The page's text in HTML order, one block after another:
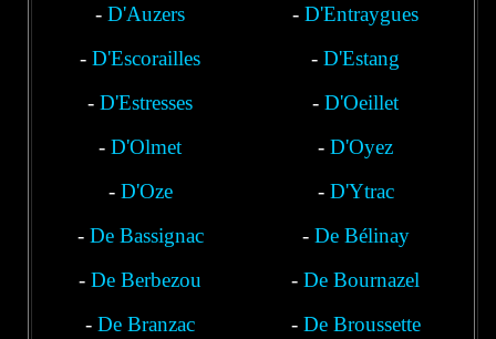
-D'Auzers -D'Entraygues
-D'Escorailles -D'Estang
-D'Estresses -D'Oeillet
-D'Olmet -D'Oyez
- D'Oze - D'Ytrac
- De Bassignac - De Bélinay
-De Berbezou -De Bournazel
-De Branzac - De Broussette